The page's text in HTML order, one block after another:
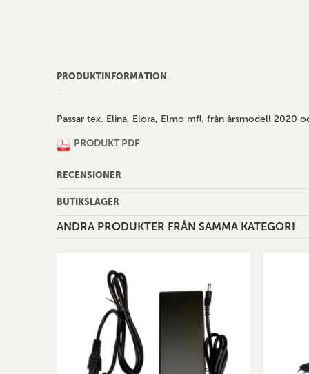
PRODUKTINFORMATION
Passar tex. Elina, Elora, Elmo mfl. från årsmodell 2020
PRODUKT PDF
RECENSIONER
BUTIKSLAGER
ANDRA PRODUKTER FRÅN SAMMA KATEGORI